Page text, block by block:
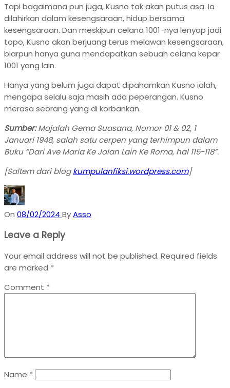
Tapi bagaimana pun juga, Kusno tak akan putus asa. Ia
dilahirkan dalam kesengsaraan, hidup bersama
kesengsaraan. Dan meskipun celana 1001-nya lenyap jadi
topo, Kusno akan berjuang terus melawan kesengsaraan,
biarpun hanya guna mendapatkan sebuah celana kepar
1001 yang lain.
Hanya yang belum juga dapat dipahamkan Kusno ialah,
mengapa selalu saja masih ada peperangan. Kusno
merasa seorang yang di korbankan.
Sumber:Majalah Gema Suasana, Nomor 01 & 02, 1
Januari 1948, salah satu cerpen yang terhimpun dalam
Buku “Dari Ave Maria Ke Jalan Lain Ke Roma, hal 115-118”.
[Saltem dari blogkumpulanfiksi.wordpress.com]
On 08/02/2024 ByAsso
Leave a Reply
Your email address will not be published. Required fields
are marked *
Comment *
Name *